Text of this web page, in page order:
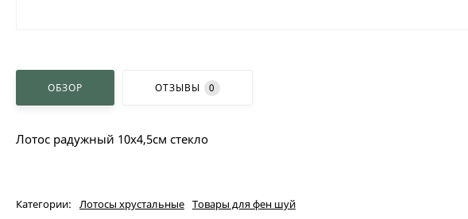
ОБЗОР ОТЗЫВЫ 0
Лотос радужный 10х4,5см стекло
Категории: Лотосы хрустальные Товары для фен шуй